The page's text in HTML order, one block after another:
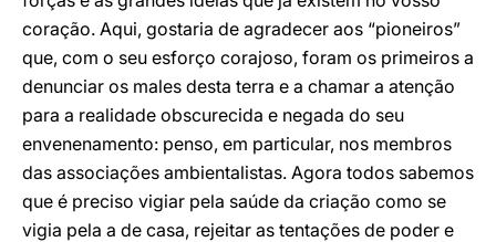
coração. Aqui, gostaria de agradecer aos “pioneiros”
que, com o seu esforço corajoso, foram os primeiros a
denunciar os males desta terra e a chamar a atenção
para a realidade obscurecida e negada do seu
envenenamento: penso, em particular, nos membros
das associações ambientalistas. Agora todos sabemos
que é preciso vigiar pela saúde da criação como se
vigia pela a de casa, rejeitar as tentações de poder e